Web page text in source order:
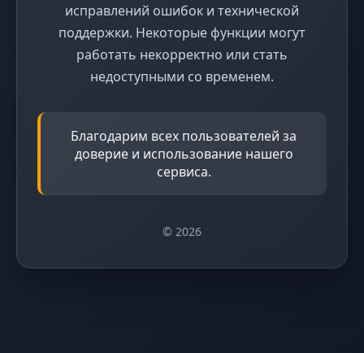
исправлений ошибок и технической
поддержки. Некоторые функции могут
работать некорректно или стать
недоступными со временем.
Благодарим всех пользователей за
доверие и использование нашего
сервиса.
© 2026